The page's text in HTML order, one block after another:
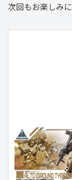
次回もお楽しみに